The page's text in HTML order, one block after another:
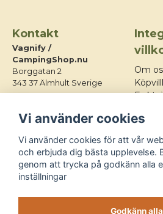
Kontakt
Vagnify /
CampingShop.nu
Borggatan 2
343 37 Älmhult Sverige
info@campingshop.nu
Om
Mitt
Blogg
Följ oss
Vi använder cookies
Vi använder cookies för att vår
och erbjuda dig bästa upplevelse.
genom att trycka på godkänn alla
inställningar
Godkänn alla